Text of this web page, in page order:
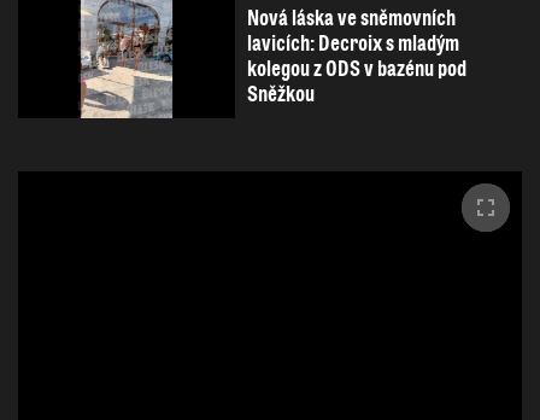
Nová láska ve sněmovních
lavicích: Decroix s mladým
kolegou z ODS v bazénu pod
Sněžkou